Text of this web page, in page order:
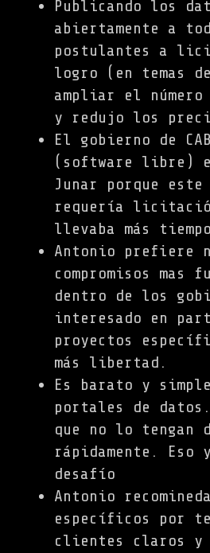
Publicando los
abiertamente a
postulantes a
logro (en temas
ampliar el
y redujo los
El gobierno de
(software libre)
Junar porque
requería
llevaba más tiempo
Antonio prefiere
compromisos mas
dentro de los
interesado en
proyectos
más libertad.
Es barato y
portales de
que no lo tengan
rápidamente. Eso
desafío
Antonio
específicos por
clientes claros y